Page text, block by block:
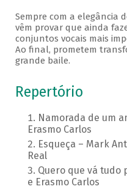
Sempre com a elegância
vêm provar que ainda
conjuntos vocais mais
Ao final, prometem
grande baile.
Repertório
Namorada de um
Erasmo Carlos
Esqueça – Mark
Real
Quero que vá tudo
e Erasmo Carlos